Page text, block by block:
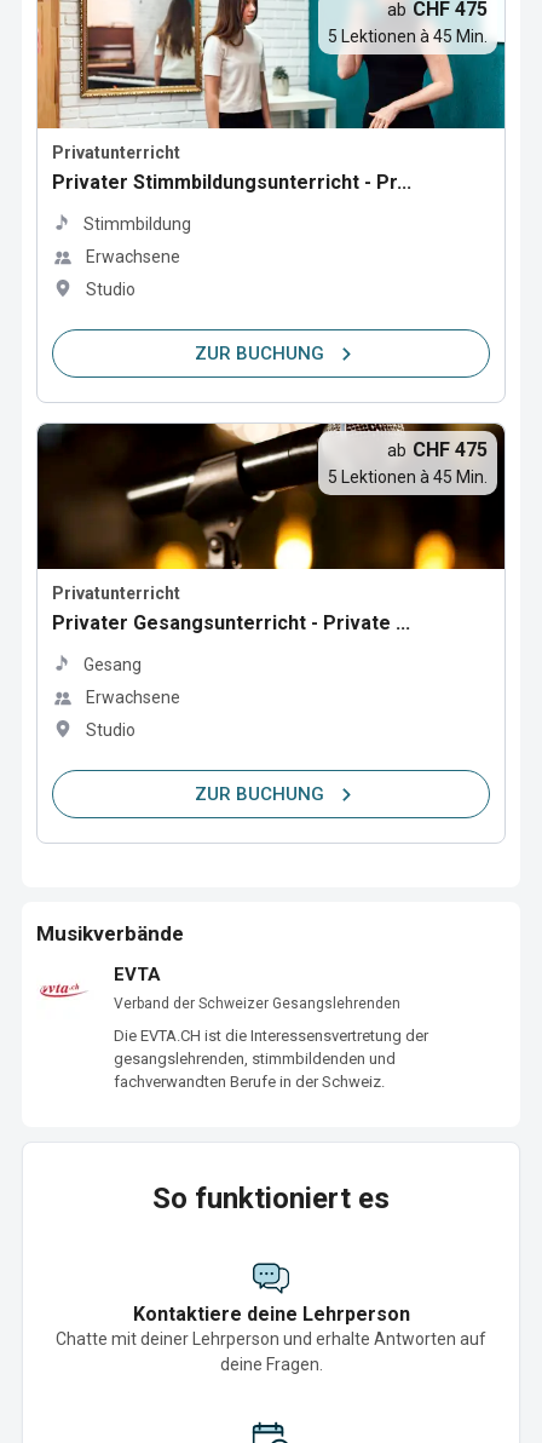
Privatunterricht
Privater Stimmbildungsunterricht - Pr...
Stimmbildung
Erwachsene
Studio
ab CHF 475
5 Lektionen à 45 Min.
ZUR BUCHUNG
Privatunterricht
Privater Gesangsunterricht - Private ...
Gesang
Erwachsene
Studio
ab CHF 475
5 Lektionen à 45 Min.
ZUR BUCHUNG
Musikverbände
EVTA
Verband der Schweizer Gesangslehrenden
Die EVTA.CH ist die Interessensvertretung der
gesangslehrenden, stimmbildenden und
fachverwandten Berufe in der Schweiz.
So funktioniert es
Kontaktiere deine Lehrperson
Chatte mit deiner Lehrperson und erhalte Antworten auf
deine Fragen.